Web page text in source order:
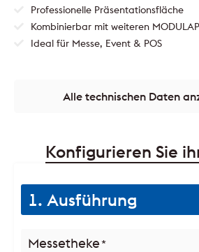
Professionelle Präsentationsfläche
Kombinierbar mit weiteren
Ideal für Messe, Event & POS
Alle technischen Daten
Konfigurieren Sie
1. Ausführung
Messetheke*